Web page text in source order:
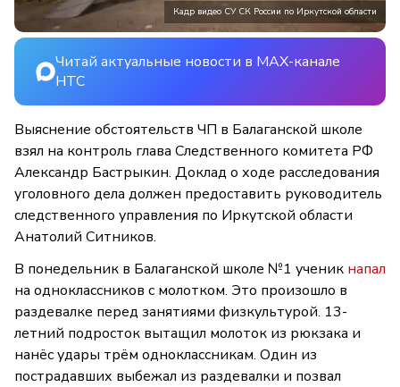
Кадр видео СУ СК России по Иркутской области
Читай актуальные новости в MAX-канале
НТС
Выяснение обстоятельств ЧП в Балаганской школе
взял на контроль глава Следственного комитета РФ
Александр Бастрыкин. Доклад о ходе расследования
уголовного дела должен предоставить руководитель
следственного управления по Иркутской области
Анатолий Ситников.
В понедельник в Балаганской школе №1 ученик напал
на одноклассников с молотком. Это произошло в
раздевалке перед занятиями физкультурой. 13-
летний подросток вытащил молоток из рюкзака и
нанёс удары трём одноклассникам. Один из
пострадавших выбежал из раздевалки и позвал